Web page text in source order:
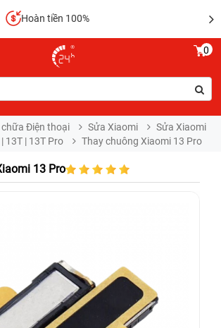
Sửa chữa lấy liền
0
chữa Điện thoại Sửa Xiaomi
Sửa Xiaomi
13T | 13T Pro
Thay chuông Xiaomi 13 Pro
13 Pro